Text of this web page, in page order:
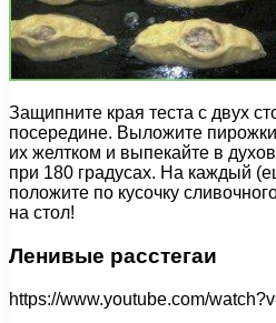
Защипните края теста с двух
посередине. Выложите
их желтком и выпекайте в
при 180 градусах. На каждый
положите по кусочку
на стол!
Ленивые расстегаи
https://www.youtube.com/